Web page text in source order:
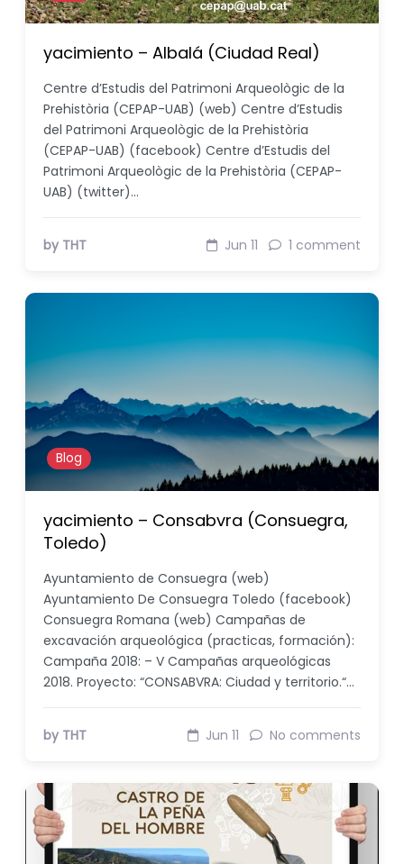
yacimiento – Albalá (Ciudad Real)
Centre d’Estudis del Patrimoni Arqueològic de la
Prehistòria (CEPAP-UAB) (web) Centre d’Estudis
del Patrimoni Arqueològic de la Prehistòria
(CEPAP-UAB) (facebook) Centre d’Estudis del
Patrimoni Arqueològic de la Prehistòria (CEPAP-
UAB) (twitter)…
by THT Jun 11 1 comment
Blog
yacimiento – Consabvra (Consuegra,
Toledo)
Ayuntamiento de Consuegra (web)
Ayuntamiento De Consuegra Toledo (facebook)
Consuegra Romana (web) Campañas de
excavación arqueológica (practicas, formación):
Campaña 2018: – V Campañas arqueológicas
2018. Proyecto: “CONSABVRA: Ciudad y territorio.“…
by THT Jun 11 No comments